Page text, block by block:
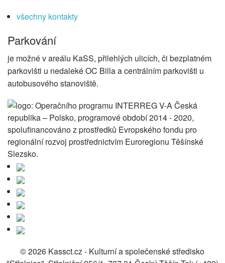
všechny kontakty
Parkování
je možné v areálu KaSS, přilehlých ulicích, či bezplatném
parkovišti u nedaleké OC Billa a centrálním parkovišti u
autobusového stanoviště.
© 2026 Kassct.cz - Kulturní a společenské středisko